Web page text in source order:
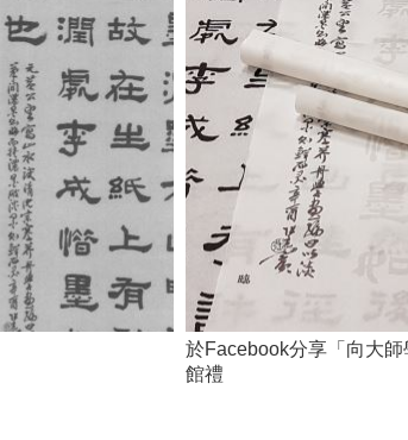
於Facebook分享「向大
館禮